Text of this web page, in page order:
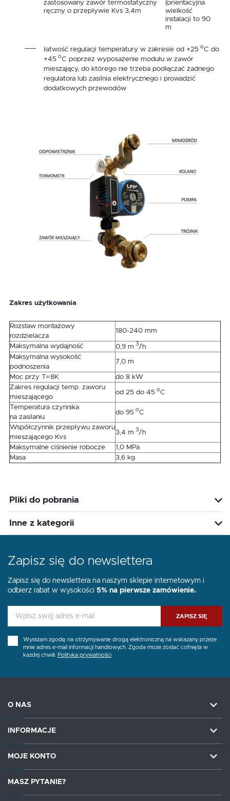
zastosowany zawór termostatyczny
ręczny o przepływie Kvs 3,4m
(orientacyjna
wielkość
instalacji to 90
m
łatwość regulacji temperatury w zakresie od +25 oC do
+45 oC poprzez wyposażenie modułu w zawór
mieszający, do którego nie trzeba podłączać żadnego
regulatora lub zasilnia elektrycznego i prowadzić
dodatkowych przewodów
Zakres użytkowania
Rozstaw montażowy
rozdzielacza
180-240 mm
Maksymalna wydajność 0,9 m 3/h
Maksymalna wysokość
podnoszenia
7,0 m
Moc przy T=8K
do 8 kW
Zakres regulacji temp. zaworu
mieszającego
od 25 do 45 oC
Temperatura czynnika
na zasilaniu
do 95 oC
Współczynnik przepływu zaworu
mieszającego Kvs
3,4 m 3/h
Maksymalne ciśnienie robocze
1,0 MPa
Masa
3,6 kg
Pliki do pobrania
Inne z kategorii
Zapisz się do newslettera
Zapisz się do newslettera na naszym sklepie internetowym i
odbierz rabat w wysokości 5% na pierwsze zamówienie.
ZAPISZ SIĘ
Wyrażam zgodę na otrzymywanie drogą elektroniczną na wskazany przeze
mnie adres e-mail informacji handlowych. Zgoda może zostać cofnięta w
każdej chwili. Polityka prywatności
O NAS
INFORMACJE
MOJE KONTO
MASZ PYTANIE?